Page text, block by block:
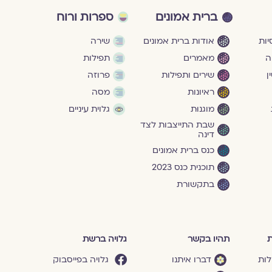
ברית אמונים
אודות ברית אמונים
מאמרים
שירים ותפילות
ראיונות
מוגנוּת
שבת התייצבות לצד
דינה
כנס ברית אמונים
תוכנית כנס 2023
בתקשורת
ספרות ורוח
שירה
תפילות
פרוזה
מסה
גלוית עיניים
תהיו בקשר
דברו איתנו
גלויה ברשת
גלויה בפייסבוק